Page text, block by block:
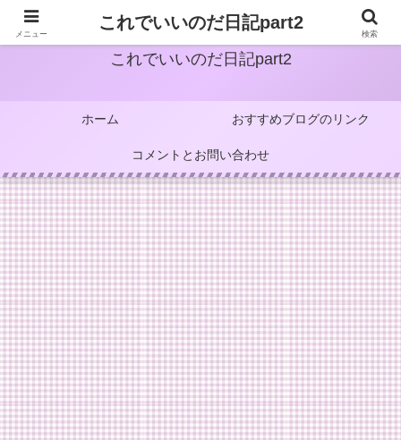
これでいいのだ日記part2
ホーム おすすめブログのリンク
コメントとお問い合わせ
メニュー
これでいいのだ日記part2
検索